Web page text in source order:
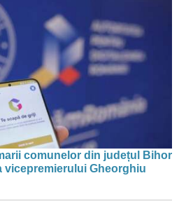
comunelor din județul Bihor
vicepremierului Gheorghiu